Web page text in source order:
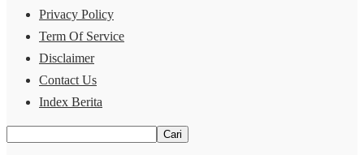
Privacy Policy
Term Of Service
Disclaimer
Contact Us
Index Berita